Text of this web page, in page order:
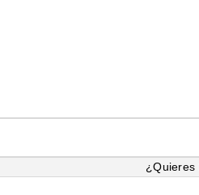
¿Quieres